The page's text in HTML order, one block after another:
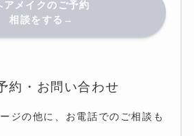
アメイクのご予約
相談をする→
約・お問い合わせ
ジの他に、お電話でのご相談も